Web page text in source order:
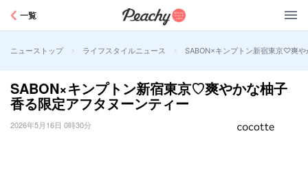
一覧
ニューストップ > ライフスタイルニュース > SABON×キンプトン新宿東京♡爽
SABON×キンプトン新宿東京♡爽やかな柚子
香る限定アフタヌーンティー
2026年5月16日 0時30分